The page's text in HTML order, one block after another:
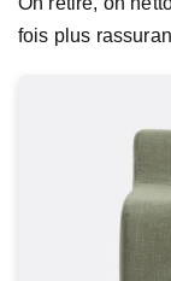
fois plus